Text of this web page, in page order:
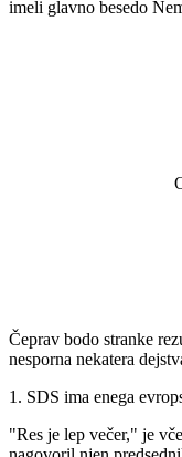
imeli glavno besedo
Čeprav bodo stranke
nesporna nekatera
1. SDS ima enega
"Res je lep večer," je